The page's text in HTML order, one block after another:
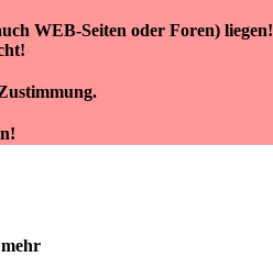
WEB-Seiten oder Foren) liegen!